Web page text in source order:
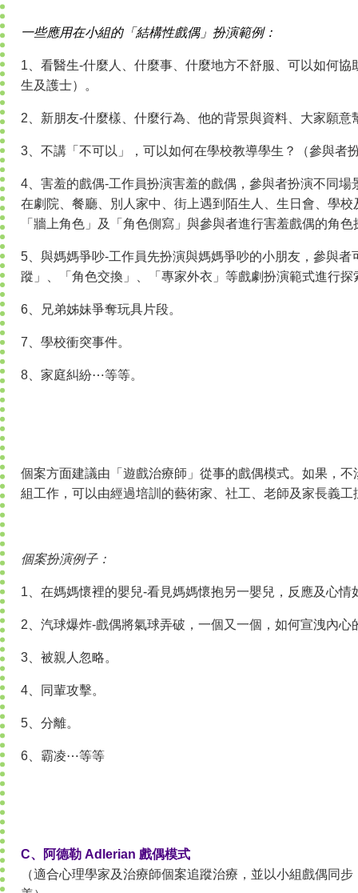
一些應用在小組的「結構性戲偶」扮演範例：
1、看醫生-什麼人、什麼事、什麼地方不舒服、可以如何協
生及護士）。
2、新朋友-什麼樣、什麼行為、他的背景與資料、大家願意
3、不講「不可以」，可以如何在學校教導學生？（參與者
4、害羞的戲偶-工作員扮演害羞的戲偶，參與者扮演不同場
在劇院、餐廳、別人家中、街上遇到陌生人、生日會、學
「牆上角色」及「角色側寫」與參與者進行害羞戲偶的角色
5、與媽媽爭吵-工作員先扮演與媽媽爭吵的小朋友，參與者
蹤」、「角色交換」、「專家外衣」等戲劇扮演範式進行探
6、兄弟姊妹爭奪玩具片段。
7、學校衝突事件。
8、家庭糾紛⋯等等。
個案方面建議由「遊戲治療師」從事的戲偶模式。如果，
組工作，可以由經過培訓的藝術家、社工、老師及家長義工
個案扮演例子：
1、在媽媽懷裡的嬰兒-看見媽媽懷抱另一嬰兒，反應及心情
2、汽球爆炸-戲偶將氣球弄破，一個又一個，如何宣洩內心
3、被親人忽略。
4、同輩攻擊。
5、分離。
6、霸凌⋯等等
C、阿德勒 Adlerian 戲偶模式
（適合心理學家及治療師個案追蹤治療，並以小組戲偶同